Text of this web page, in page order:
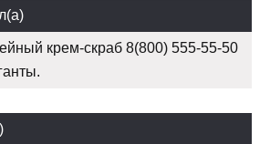
крем-скраб 8(800) 555-55-50